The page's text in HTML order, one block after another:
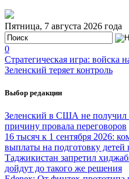
Пятница, 7 августа 2026 года
0
Стратегическая игра: войска
Зеленский теряет контроль
Выбор редакции
Зеленский в США не получил
причину провала переговоров
16 тысяч к 1 сентября 2026:
выплаты на подготовку детей
Таджикистан запретил
дойдут до такого же решения